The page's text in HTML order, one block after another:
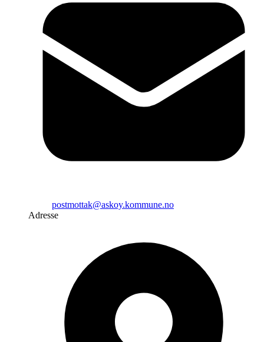
postmottak@askoy.kommune.no
Adresse